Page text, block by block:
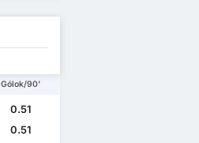
Gólok/90'
0.51
0.51